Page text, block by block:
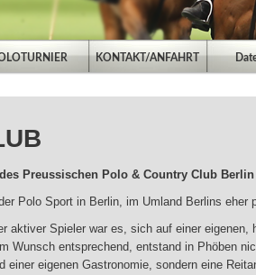
KONTAKT/ANFAHRT
Preussischen Polo & Country Club
Polo Sport in Berlin, im Umland Berlins
aktiver Spieler war es, sich auf einer
Wunsch entsprechend, entstand in Phöben
einer eigenen Gastronomie, sondern eine